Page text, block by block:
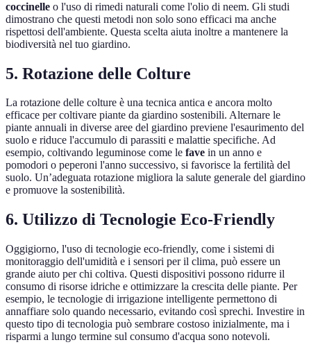
coccinelle o l'uso di rimedi naturali come l'olio di neem. Gli studi
dimostrano che questi metodi non solo sono efficaci ma anche
rispettosi dell'ambiente. Questa scelta aiuta inoltre a mantenere la
biodiversità nel tuo giardino.
5. Rotazione delle Colture
La rotazione delle colture è una tecnica antica e ancora molto
efficace per coltivare piante da giardino sostenibili. Alternare le
piante annuali in diverse aree del giardino previene l'esaurimento del
suolo e riduce l'accumulo di parassiti e malattie specifiche. Ad
esempio, coltivando leguminose come le fave in un anno e
pomodori o peperoni l'anno successivo, si favorisce la fertilità del
suolo. Un’adeguata rotazione migliora la salute generale del giardino
e promuove la sostenibilità.
6. Utilizzo di Tecnologie Eco-Friendly
Oggigiorno, l'uso di tecnologie eco-friendly, come i sistemi di
monitoraggio dell'umidità e i sensori per il clima, può essere un
grande aiuto per chi coltiva. Questi dispositivi possono ridurre il
consumo di risorse idriche e ottimizzare la crescita delle piante. Per
esempio, le tecnologie di irrigazione intelligente permettono di
annaffiare solo quando necessario, evitando così sprechi. Investire in
questo tipo di tecnologia può sembrare costoso inizialmente, ma i
risparmi a lungo termine sul consumo d'acqua sono notevoli.